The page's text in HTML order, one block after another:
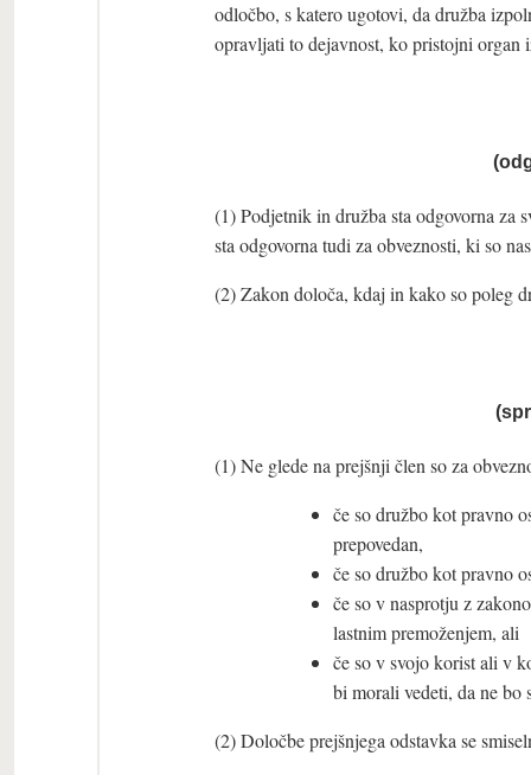
odločbo, s katero ugotovi, da družba
opravljati to dejavnost, ko pristojni organ
(1) Podjetnik in družba sta odgovorna za
sta odgovorna tudi za obveznosti, ki so
(2) Zakon določa, kdaj in kako so poleg
(1) Ne glede na prejšnji člen so za
če so družbo kot pravno
prepovedan,
če so družbo kot pravno
če so v nasprotju z
lastnim premoženjem, ali
če so v svojo korist ali v
bi morali vedeti, da ne bo
(2) Določbe prejšnjega odstavka se